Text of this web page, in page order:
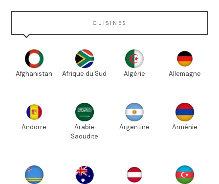
CUISINES
Afghanistan Afrique du Sud Algérie Allemagne
Andorre
Arabie
Saoudite
Argentine Arménie